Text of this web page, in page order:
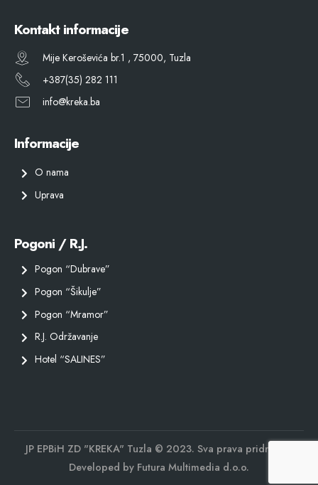
Kontakt informacije
Mije Keroševića br.1 , 75000, Tuzla
+387(35) 282 111
info@kreka.ba
Informacije
O nama
Uprava
Pogoni / R.J.
Pogon “Dubrave”
Pogon “Šikulje”
Pogon “Mramor”
R.J. Održavanje
Hotel “SALINES”
JP EPBiH ZD "KREKA" Tuzla © 2023. Sva prava pridržana.
Developed by Futura Multimedia d.o.o.